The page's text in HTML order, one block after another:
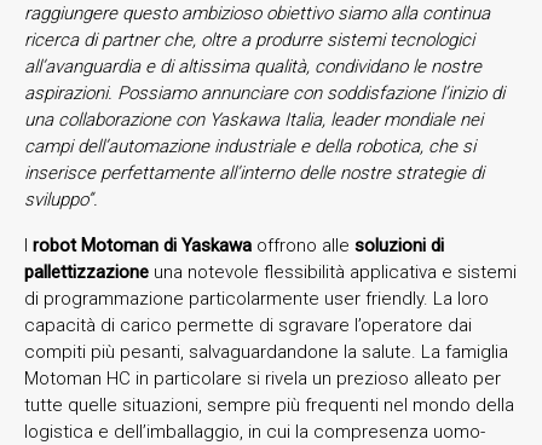
raggiungere questo ambizioso obiettivo siamo alla continua
ricerca di partner che, oltre a produrre sistemi tecnologici
all’avanguardia e di altissima qualità, condividano le nostre
aspirazioni. Possiamo annunciare con soddisfazione l’inizio di
una collaborazione con Yaskawa Italia, leader mondiale nei
campi dell’automazione industriale e della robotica, che si
inserisce perfettamente all’interno delle nostre strategie di
sviluppo”.
I robot Motoman di Yaskawa offrono alle soluzioni di
pallettizzazione una notevole flessibilità applicativa e sistemi
di programmazione particolarmente user friendly. La loro
capacità di carico permette di sgravare l’operatore dai
compiti più pesanti, salvaguardandone la salute. La famiglia
Motoman HC in particolare si rivela un prezioso alleato per
tutte quelle situazioni, sempre più frequenti nel mondo della
logistica e dell’imballaggio, in cui la compresenza uomo-